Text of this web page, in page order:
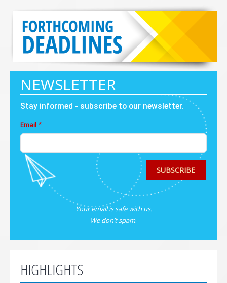
NEWSLETTER
Stay informed - subscribe to our newsletter.
Email
SUBSCRIBE
Your email is safe with us.
We don’t spam.
HIGHLIGHTS